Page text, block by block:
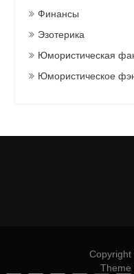
Финансы
Эзотерика
Юмористическая
Юмористическое
Theme